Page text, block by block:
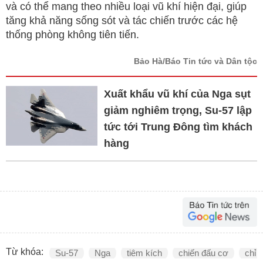
và có thể mang theo nhiều loại vũ khí hiện đại, giúp
tăng khả năng sống sót và tác chiến trước các hệ
thống phòng không tiên tiến.
Bảo Hà/Báo Tin tức và Dân tộc
Xuất khẩu vũ khí của Nga sụt
giảm nghiêm trọng, Su-57 lập
tức tới Trung Đông tìm khách
hàng
Từ khóa: Su-57 Nga tiêm kích chiến đấu cơ chỉ